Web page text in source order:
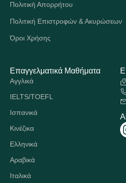
Πολιτική Απορρήτου
Πολιτική Επιστροφών & Ακυρώσεων
Όροι Χρήσης
Επαγγελματικά Μαθήματα
Αγγλικά
IELTS/TOEFL
Ισπανικά
Κινέζικα
Ελληνικά
Αραβικά
Ιταλικά